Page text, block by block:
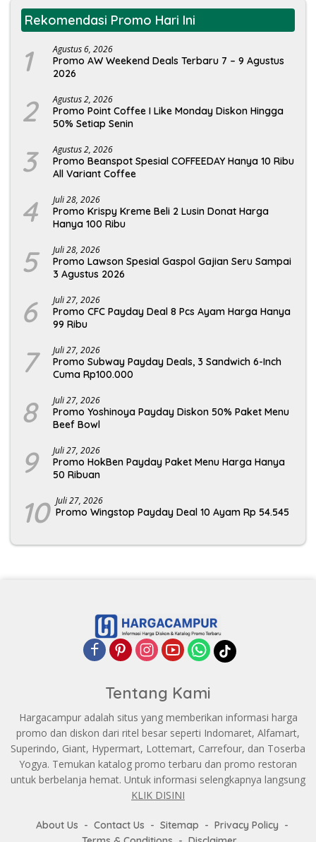
Rekomendasi Promo Hari Ini
1 Agustus 6, 2026
Promo AW Weekend Deals Terbaru 7 – 9 Agustus
2026
2 Agustus 2, 2026
Promo Point Coffee I Like Monday Diskon Hingga
50% Setiap Senin
3 Agustus 2, 2026
Promo Beanspot Spesial COFFEEDAY Hanya 10 Ribu
All Variant Coffee
4 Juli 28, 2026
Promo Krispy Kreme Beli 2 Lusin Donat Harga
Hanya 100 Ribu
5 Juli 28, 2026
Promo Lawson Spesial Gaspol Gajian Seru Sampai
3 Agustus 2026
6 Juli 27, 2026
Promo CFC Payday Deal 8 Pcs Ayam Harga Hanya
99 Ribu
7 Juli 27, 2026
Promo Subway Payday Deals, 3 Sandwich 6-Inch
Cuma Rp100.000
8 Juli 27, 2026
Promo Yoshinoya Payday Diskon 50% Paket Menu
Beef Bowl
9 Juli 27, 2026
Promo HokBen Payday Paket Menu Harga Hanya
50 Ribuan
10 Juli 27, 2026
Promo Wingstop Payday Deal 10 Ayam Rp 54.545
Tentang Kami
Hargacampur adalah situs yang memberikan informasi harga
promo dan diskon dari ritel besar seperti Indomaret, Alfamart,
Superindo, Giant, Hypermart, Lottemart, Carrefour, dan Toserba
Yogya. Temukan katalog promo terbaru dan promo restoran
untuk berbelanja hemat. Untuk informasi selengkapnya langsung
KLIK DISINI
About Us Contact Us Sitemap
Privacy Policy